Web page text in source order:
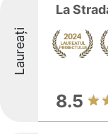
Laureați
La
8.5